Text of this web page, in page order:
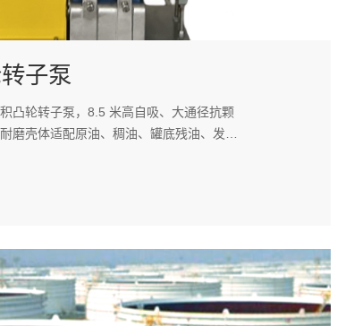
子泵
凸轮转子泵，8.5 米高自吸、大通径抗颗
磨壳体适配原油、稠油、罐底残油、发酵